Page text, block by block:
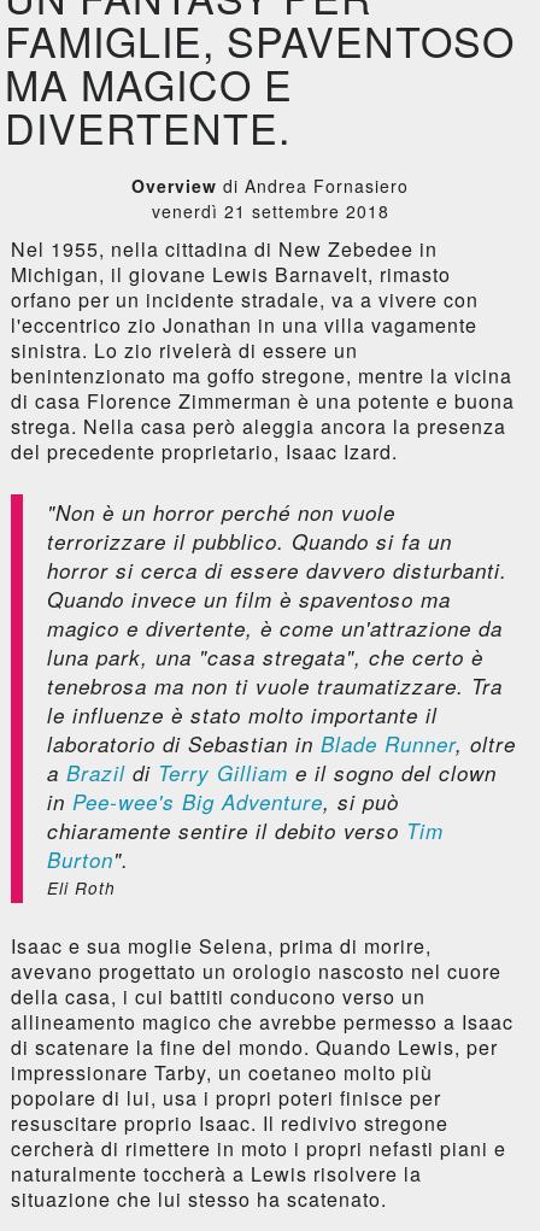
FAMIGLIE, SPAVENTOSO
MA MAGICO E
DIVERTENTE.
Overview di Andrea Fornasiero
venerdì 21 settembre 2018
Nel 1955, nella cittadina di New Zebedee in
Michigan, il giovane Lewis Barnavelt, rimasto
orfano per un incidente stradale, va a vivere con
l'eccentrico zio Jonathan in una villa vagamente
sinistra. Lo zio rivelerà di essere un
benintenzionato ma goffo stregone, mentre la vicina
di casa Florence Zimmerman è una potente e buona
strega. Nella casa però aleggia ancora la presenza
del precedente proprietario, Isaac Izard.
"Non è un horror perché non vuole
terrorizzare il pubblico. Quando si fa un
horror si cerca di essere davvero disturbanti.
Quando invece un film è spaventoso ma
magico e divertente, è come un'attrazione da
luna park, una "casa stregata", che certo è
tenebrosa ma non ti vuole traumatizzare. Tra
le influenze è stato molto importante il
laboratorio di Sebastian in Blade Runner, oltre
a Brazildi Terry Gilliam e il sogno del clown
in Pee-wee's Big Adventure, si può
chiaramente sentire il debito verso Tim
Burton".
Eli Roth
Isaac e sua moglie Selena, prima di morire,
avevano progettato un orologio nascosto nel cuore
della casa, i cui battiti conducono verso un
allineamento magico che avrebbe permesso a Isaac
di scatenare la fine del mondo. Quando Lewis, per
impressionare Tarby, un coetaneo molto più
popolare di lui, usa i propri poteri finisce per
resuscitare proprio Isaac. Il redivivo stregone
cercherà di rimettere in moto i propri nefasti piani e
naturalmente toccherà a Lewis risolvere la
situazione che lui stesso ha scatenato.